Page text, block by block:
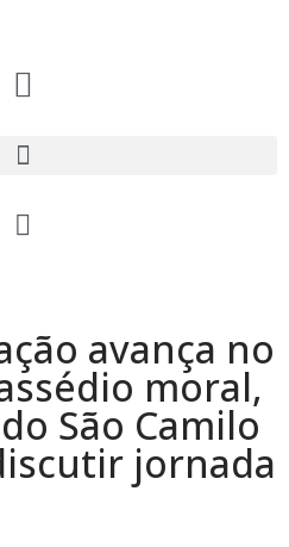
avança no
moral,
São Camilo
jornada